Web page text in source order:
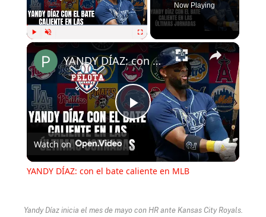
Play
Now Playing
Play
Video
YANDY DÍAZ: con el bate caliente en MLB
Watch on
YANDY DÍAZ: con el bate caliente en MLB
Yandy Díaz inicia el mes de mayo con HR ante Kansas City Royals.